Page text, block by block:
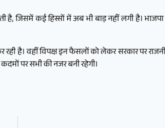
जिसमें कई हिस्सों में अब भी बाड़ नहीं लगी है।
है। वहीं विपक्ष इन फैसलों को लेकर सरकार पर
पर सभी की नजर बनी रहेगी।